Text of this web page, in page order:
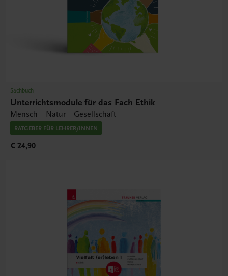
Sachbuch
Unterrichtsmodule für das Fach Ethik
Mensch – Natur – Gesellschaft
RATGEBER FÜR LEHRER/INNEN
€ 24,90